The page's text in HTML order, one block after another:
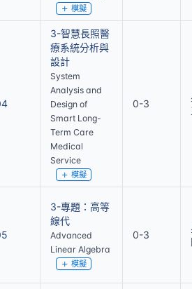
模擬
3-智慧長照醫
療系統分析與
設計
System
Analysis and
Design of
Smart Long-
Term Care
Medical
Service
模擬
0-3
3-專題：高等
線代
Advanced
Linear Algebra
模擬
0-3